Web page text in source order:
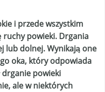
i przede wszystkim
ruchy powieki. Drgania
lub dolnej. Wynikają one
oka, który odpowiada
drganie powieki
ale w niektórych